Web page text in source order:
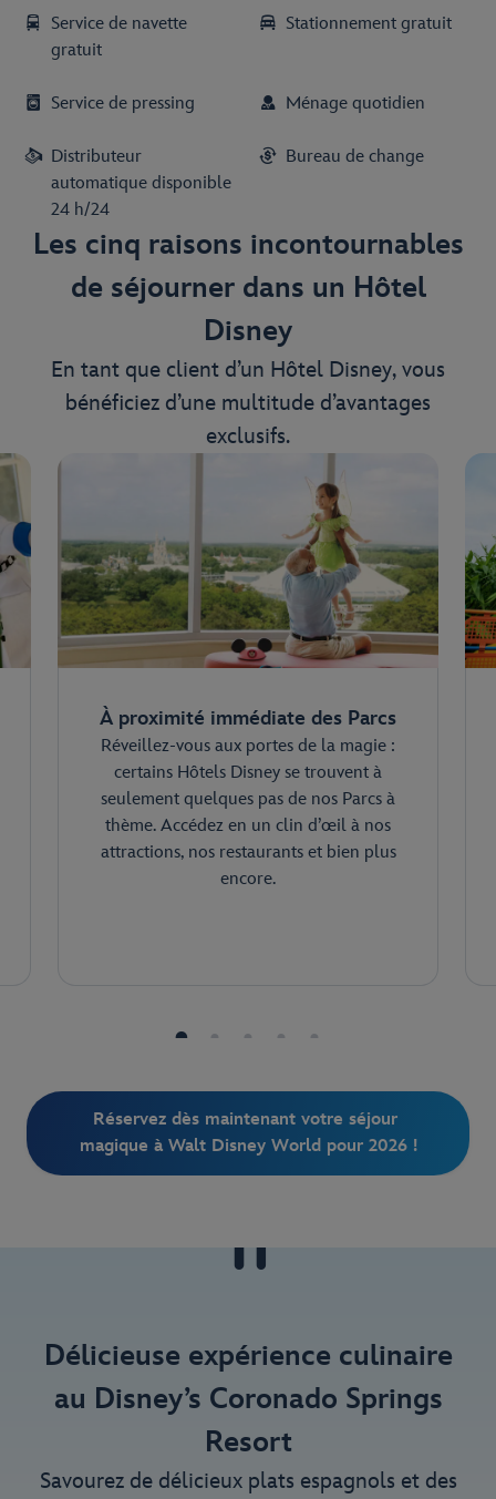
Service de navette
gratuit
Stationnement gratuit
Service de pressing Ménage quotidien
Distributeur
automatique disponible
24 h/24
Bureau de change
Les cinq raisons incontournables
de séjourner dans un Hôtel
Disney
En tant que client d’un Hôtel Disney, vous
bénéficiez d’une multitude d’avantages
exclusifs.
À proximité immédiate des Parcs
Réveillez-vous aux portes de la magie :
certains Hôtels Disney se trouvent à
seulement quelques pas de nos Parcs à
thème. Accédez en un clin d’œil à nos
attractions, nos restaurants et bien plus
encore.
Réservez dès maintenant votre séjour
magique à Walt Disney World pour 2026 !
Délicieuse expérience culinaire
au Disney’s Coronado Springs
Resort
Savourez de délicieux plats espagnols et des